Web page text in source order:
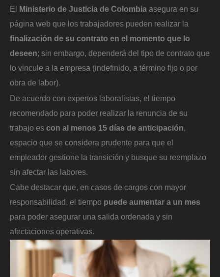
El Ministerio de Justicia de Colombia asegura en su
página web que los trabajadores pueden realizar la
finalización de su contrato en el momento que lo
deseen; sin embargo, dependerá del tipo de contrato que
lo vincule a la empresa (indefinido, a término fijo o por
obra de labor).
De acuerdo con expertos laboralistas, el tiempo
recomendado para poder realizar la renuncia de su
trabajo es con al menos 15 días de anticipación
espacio que se considera prudente para que el
empleador gestione la transición y busque su reemplazo
sin afectar las labores.
Cabe destacar que, en casos de cargos con mayor
responsabilidad, el tiempo puede aumentar a un mes
para poder asegurar una salida ordenada y sin
afectaciones operativas.